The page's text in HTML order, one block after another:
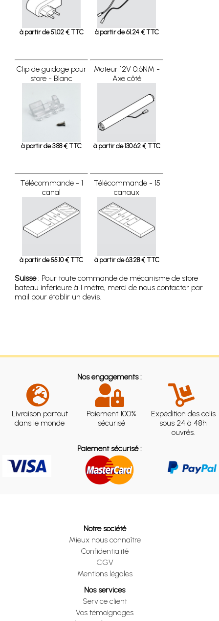
à partir de 51.02 € TTC à partir de 61.24 € TTC
Clip de guidage pour
store - Blanc
à partir de 3.88 € TTC
Moteur 12V 0.6NM -
Axe côté
à partir de 130.62 € TTC
Télécommande - 1
canal
à partir de 55.10 € TTC
Télécommande - 15
canaux
à partir de 63.28 € TTC
Suisse: Pour toute commande de mécanisme de store
bateau inférieure à 1 mètre, merci de nous contacter par
mail pour établir un devis.
Nos engagements :
Livraison partout
dans le monde
Paiement 100%
sécurisé
Expédition des colis
sous 24 à 48h
ouvrés.
Paiement sécurisé :
Notre société
Mieux nous connaître
Confidentialité
CGV
Mentions légales
Nos services
Service client
Vos témoignages